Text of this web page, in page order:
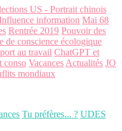
US - Portrait chinois
information Mai 68
Rentrée 2019 Pouvoir des
de conscience écologique
au travail ChatGPT et
conso Vacances Actualités JO
mondiaux
Tu préfères... ? UDES